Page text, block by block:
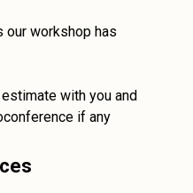
our workshop has
with you and
if any